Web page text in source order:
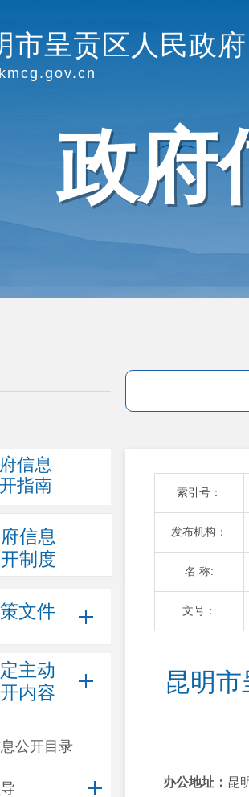
市呈贡区人民政府
政府
信息
指南
信息
制度
文件
主动
内容
公开目录
索引号：
发布机构：
名 称:
文号：
昆明
办公地址： 昆